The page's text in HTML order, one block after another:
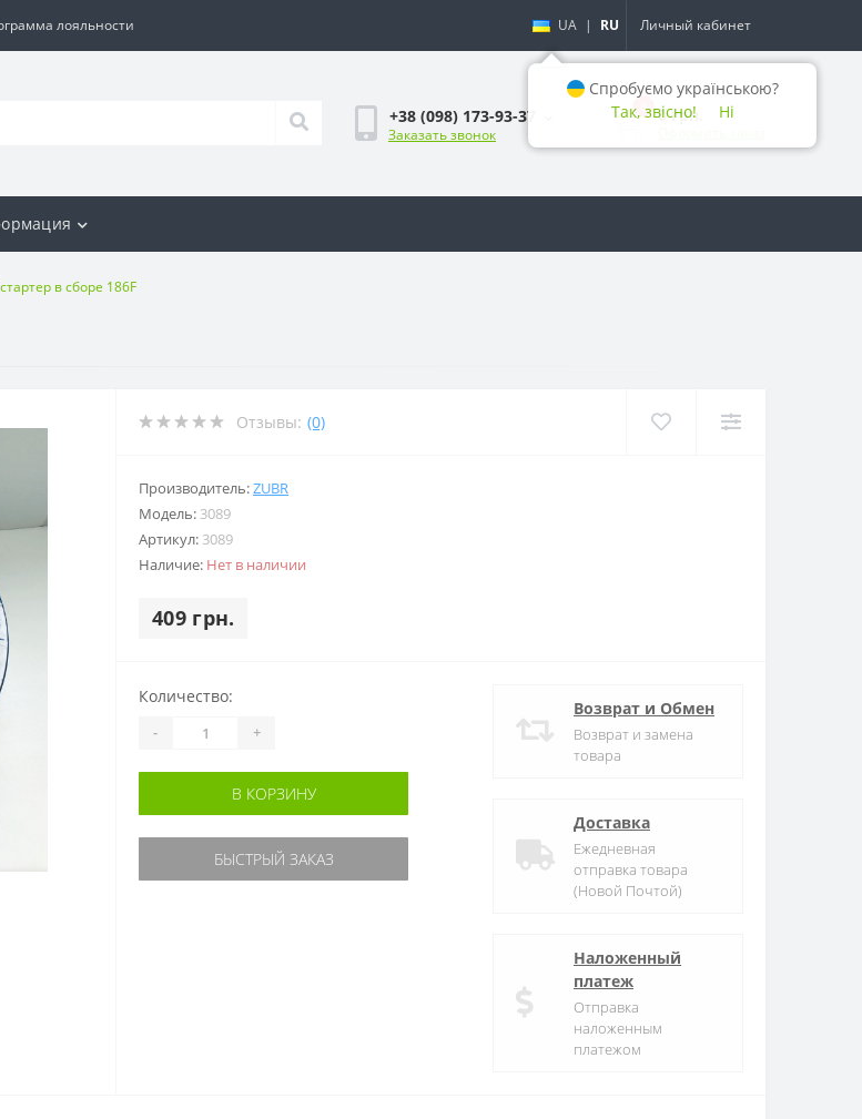
лояльности UA | RU Личный кабинет
+38 (098) 173-93-37
Заказать звонок
0 0 грн.
в сборе 186F
Отзывы: (0)
Производитель:ZUBR
Модель: 3089
Артикул: 3089
Наличие: Нет в наличии
409 грн.
Количество:
- +
В КОРЗИНУ
БЫСТРЫЙ ЗАКАЗ
Возврат и Обмен
Возврат и замена
товара
Доставка
Ежедневная
отправка товара
(Новой Почтой)
Наложенный
платеж
Отправка
наложенным
платежом
Спробуємо українською?
Так, звісно!
Ні